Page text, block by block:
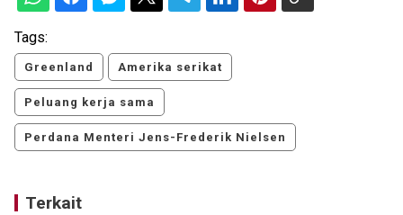
Tags:
Greenland Amerika serikat
Peluang kerja sama
Perdana Menteri Jens-Frederik Nielsen
Terkait